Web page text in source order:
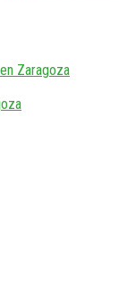
Zaragoza